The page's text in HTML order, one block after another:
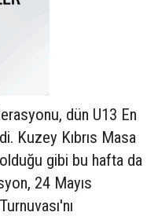
dün U13 En
Kuzey Kıbrıs Masa
gibi bu hafta da
24 Mayıs